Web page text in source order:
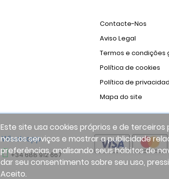
Este site usa cookies próprios e de terceiros
nossos serviços e mostrar a publicidade
preferências, analisando seus hábitos de
dar seu consentimento sobre seu uso,
Aceito.
Whatsapp
+34 688 912 667
Contacte-Nos
Aviso Legal
Termos e condições
Política de cookies
Política de
Mapa do site